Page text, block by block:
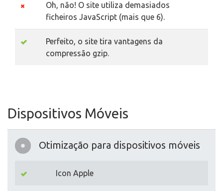
Oh, não! O site utiliza demasiados
ficheiros JavaScript (mais que 6).
Perfeito, o site tira vantagens da
compressão gzip.
Dispositivos Móveis
Otimização para dispositivos móveis
Icon Apple